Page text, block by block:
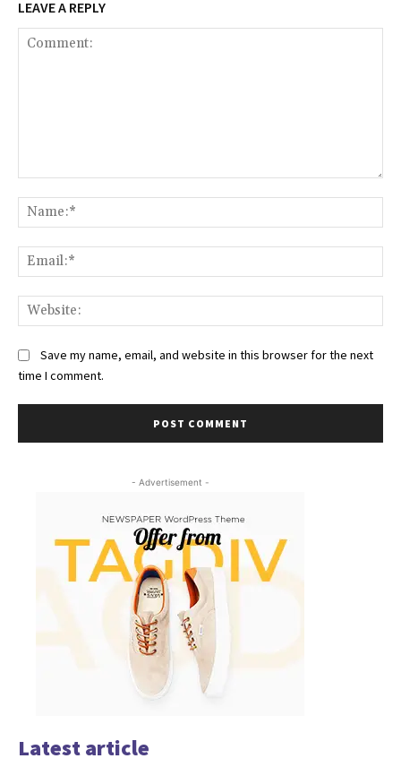
LEAVE A REPLY
Save my name, email, and website in this browser for the next
time I comment.
- Advertisement -
Latest article